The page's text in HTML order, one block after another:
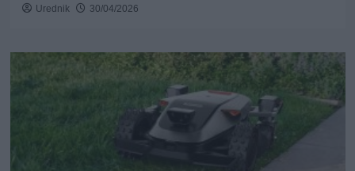
Urednik 30/04/2026